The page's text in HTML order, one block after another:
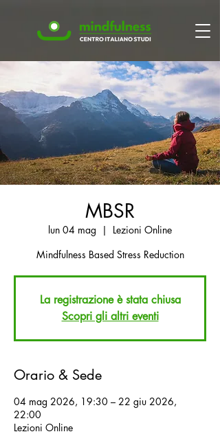
MBSR
lun 04 mag
  |
Lezioni Online
Mindfulness Based Stress Reduction
La registrazione è stata chiusa
Scopri gli altri eventi
Orario & Sede
04 mag 2026, 19:30 – 22 giu 2026,
22:00
Lezioni Online